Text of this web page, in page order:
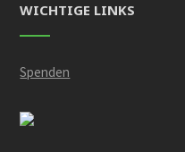
WICHTIGE LINKS
Spenden